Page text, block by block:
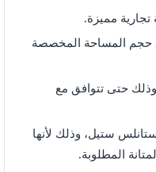
مميزة.
حجم المساحة المخصصة
حتى تتوافق مع
ستيل، وذلك لأنها
المطلوبة.